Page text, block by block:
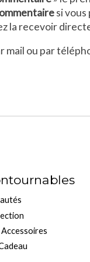
si
la recevoir
mail ou par
Accessoires